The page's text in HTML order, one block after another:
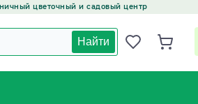
цветочный и садовый центр
Найти